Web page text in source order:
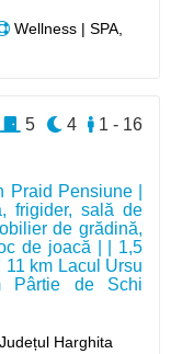
Wellness | SPA,
Pensiune |
frigider, sală de
de grădină,
de joacă | | 1,5
km Lacul Ursu
Pârtie de Schi
Județul Harghita
1 - 16
4
5